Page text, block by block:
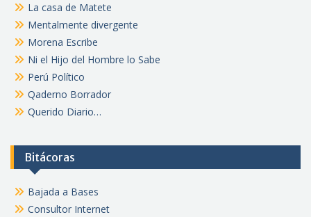
La casa de Matete
Mentalmente divergente
Morena Escribe
Ni el Hijo del Hombre lo Sabe
Perú Político
Qaderno Borrador
Querido Diario…
Bitácoras
Bajada a Bases
Consultor Internet